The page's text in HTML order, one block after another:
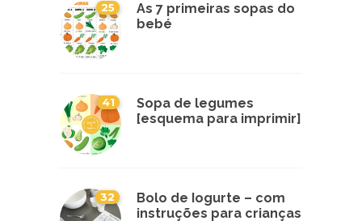
25
As 7 primeiras sopas do
bebé
41
Sopa de legumes
[esquema para imprimir]
32
Bolo de Iogurte – com
instruções para crianças